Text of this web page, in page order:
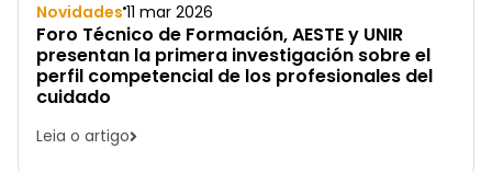
Novidades 11 mar 2026
Foro Técnico de Formación, AESTE y UNIR
presentan la primera investigación sobre el
perfil competencial de los profesionales del
cuidado
Leia o artigo